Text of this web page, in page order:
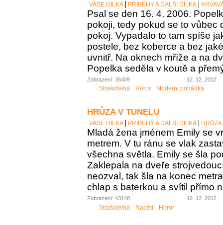
VAŠE DÍLKA PŘÍBĚHY A DALŠÍ DÍLKA
Psal se den 16. 4. 2006.
pokoji, tedy pokud se to vůbec
pokoj. Vypadalo to tam spíše
postele, bez koberce a bez
uvnitř. Na oknech mříže a na
Popelka seděla v koutě a
Zobrazení: 36409 12. 12. 2012
Strašidelná Horor Moderní pohádka
HRŮZA V TUNELU
VAŠE DÍLKA PŘÍBĚHY A DALŠÍ DÍLKA
Mladá žena jménem Emily se
metrem. V tu ránu se vlak
všechna světla. Emily se šla
Zaklepala na dveře
neozval, tak šla na konec
chlap s baterkou a svítil přímo
Zobrazení: 43140 12. 12. 2012
Strašidelná Napětí Horor